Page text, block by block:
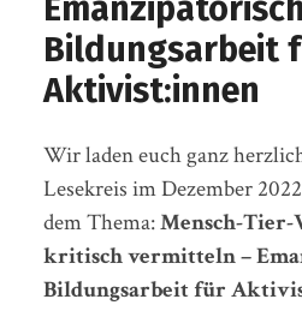
Bildungsarbeit
Aktivist:innen
Wir laden euch ganz
Lesekreis im Dezember
dem Thema:Mensch-Tier-
kritisch vermitteln –
Bildungsarbeit für